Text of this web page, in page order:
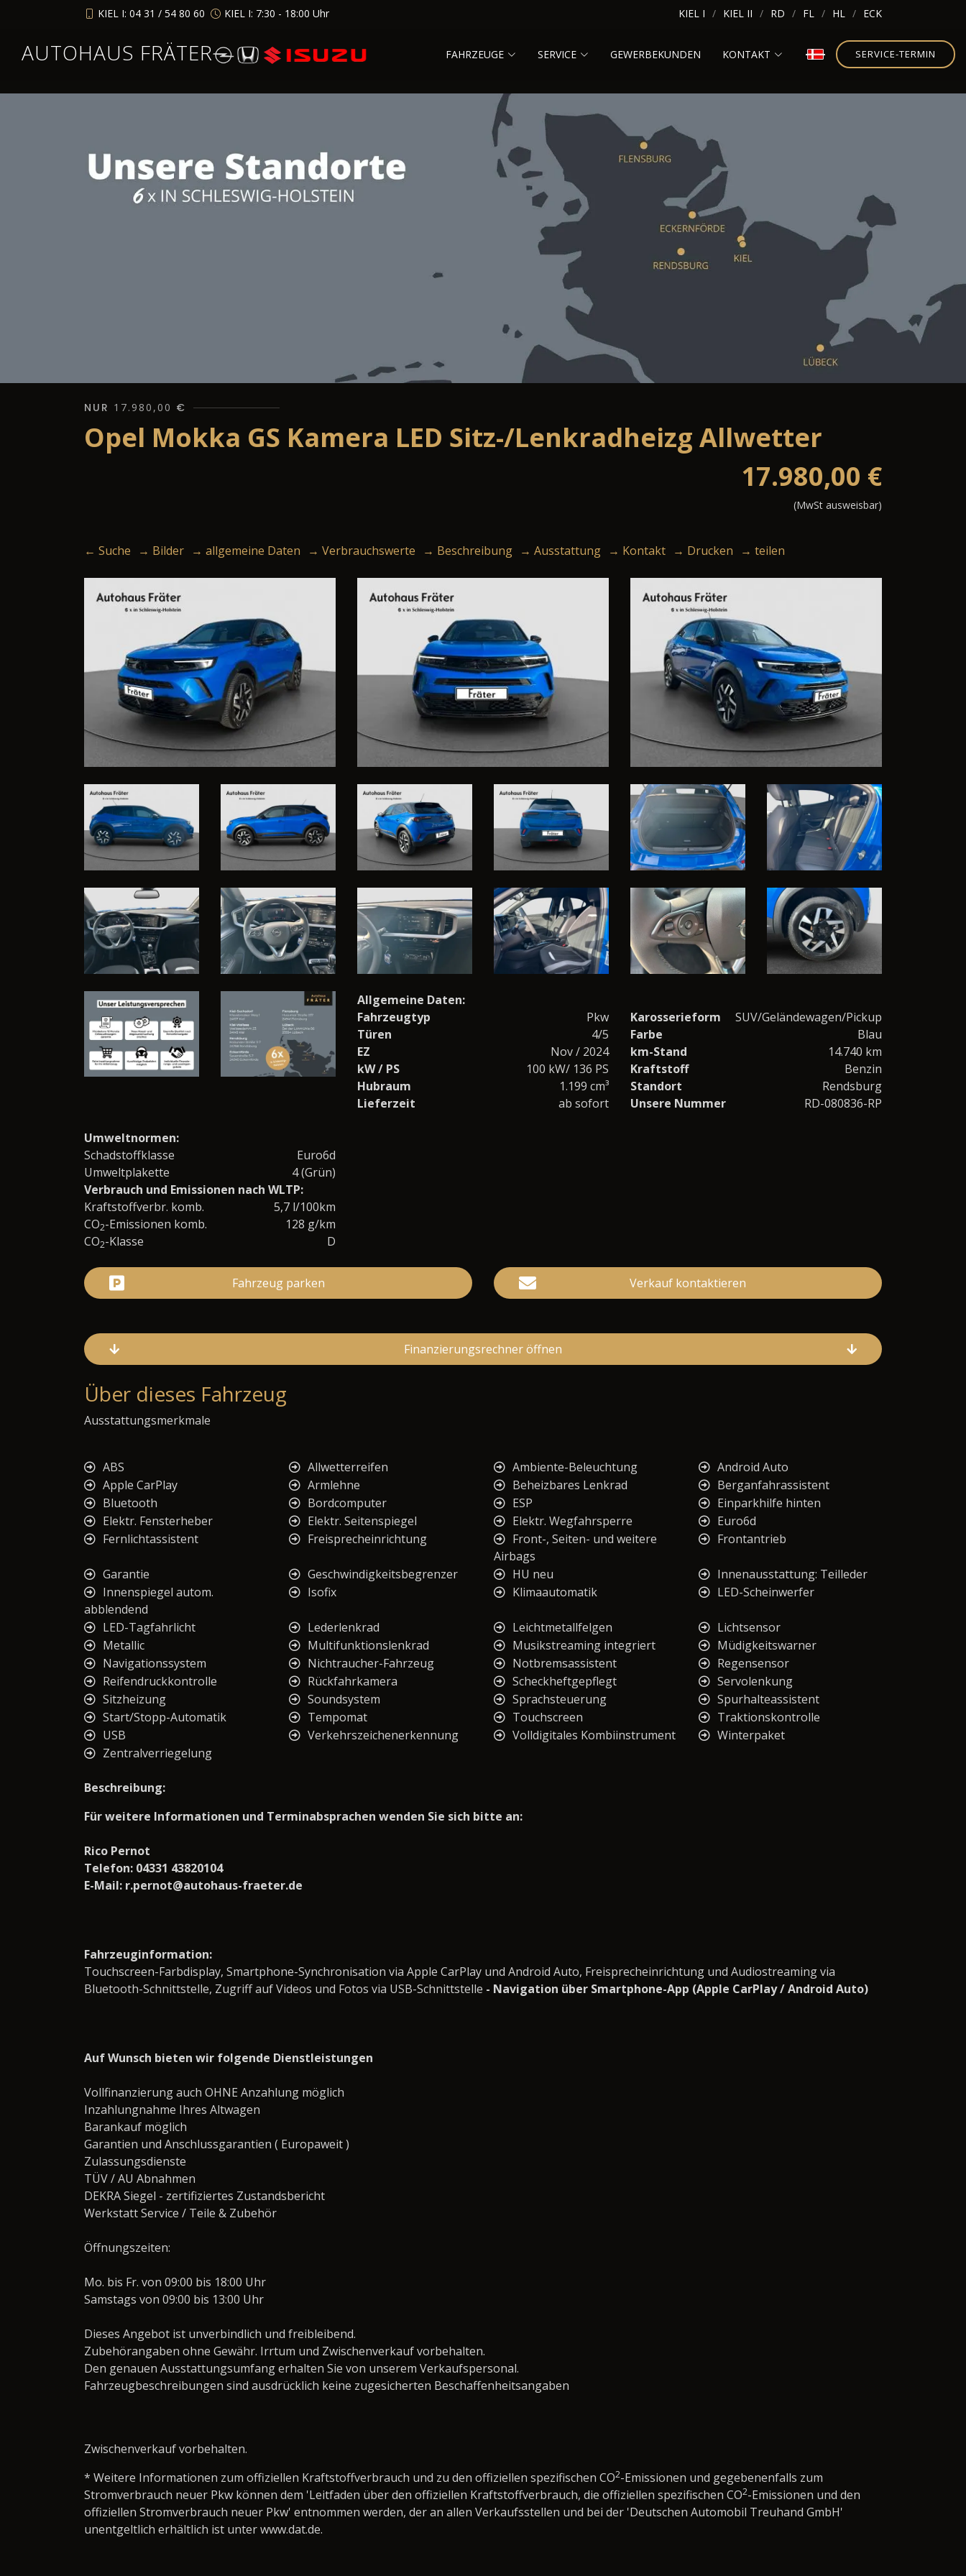
KIEL I: 04 31 / 54 80 60 KIEL I: 7:30 - 18:00 Uhr KIEL I KIEL II RD FL HL ECK
AUTOHAUS FRÄTER FAHRZEUGE SERVICE GEWERBEKUNDEN KONTAKT SERVICE-TERMIN
NUR 17.980,00 €
Opel Mokka GS Kamera LED Sitz-/Lenkradheizg Allwetter
17.980,00 €
(MwSt ausweisbar)
← Suche → Bilder → allgemeine Daten → Verbrauchswerte → Beschreibung → Ausstattung → Kontakt → Drucken → teilen
Allgemeine Daten:
Fahrzeugtyp
Pkw Karosserieform
SUV/Geländewagen/Pickup
Türen
4/5 Farbe
Blau
EZ
Nov / 2024 km-Stand
14.740 km
kW / PS
100 kW/ 136 PS Kraftstoff
Benzin
Hubraum
1.199 cm³ Standort
Rendsburg
Lieferzeit
ab sofort Unsere Nummer RD-080836-RP
Umweltnormen:
Schadstoffklasse
Euro6d
Umweltplakette
4 (Grün)
Verbrauch und Emissionen nach WLTP:
Kraftstoffverbr. komb.
5,7 l/100km
CO2-Emissionen komb.
128 g/km
CO2-Klasse D
Fahrzeug parken Verkauf kontaktieren
Finanzierungsrechner öffnen
Über dieses Fahrzeug
Ausstattungsmerkmale
ABS Allwetterreifen Ambiente-Beleuchtung
Android Auto
Apple CarPlay
Armlehne Beheizbares Lenkrad
Berganfahrassistent
Bluetooth
Bordcomputer ESP
Einparkhilfe hinten
Elektr. Fensterheber
Elektr. Seitenspiegel Elektr. Wegfahrsperre
Euro6d
Fernlichtassistent
Freisprecheinrichtung
Front-, Seiten- und weitere
Airbags
Frontantrieb
Garantie Geschwindigkeitsbegrenzer HU neu
Innenausstattung: Teilleder
Innenspiegel autom.
abblendend
Isofix Klimaautomatik LED-Scheinwerfer
LED-Tagfahrlicht Lederlenkrad Leichtmetallfelgen
Lichtsensor
Metallic
Multifunktionslenkrad Musikstreaming integriert
Müdigkeitswarner
Navigationssystem
Nichtraucher-Fahrzeug Notbremsassistent
Regensensor
Reifendruckkontrolle
Rückfahrkamera Scheckheftgepflegt
Servolenkung
Sitzheizung
Soundsystem Sprachsteuerung
Spurhalteassistent
Start/Stopp-Automatik
Tempomat Touchscreen
Traktionskontrolle
USB
Verkehrszeichenerkennung Volldigitales Kombiinstrument
Winterpaket
Zentralverriegelung
Beschreibung:
Für weitere Informationen und Terminabsprachen wenden Sie sich bitte an:
Rico Pernot
Telefon: 04331 43820104
E-Mail: r.pernot@autohaus-fraeter.de
Fahrzeuginformation:
Touchscreen-Farbdisplay, Smartphone-Synchronisation via Apple CarPlay und Android Auto, Freisprecheinrichtung und Audiostreaming via
Bluetooth-Schnittstelle, Zugriff auf Videos und Fotos via USB-Schnittstelle - Navigation über Smartphone-App (Apple CarPlay / Android Auto)
Auf Wunsch bieten wir folgende Dienstleistungen
Vollfinanzierung auch OHNE Anzahlung möglich
Inzahlungnahme Ihres Altwagen
Barankauf möglich
Garantien und Anschlussgarantien ( Europaweit )
Zulassungsdienste
TÜV / AU Abnahmen
DEKRA Siegel - zertifiziertes Zustandsbericht
Werkstatt Service / Teile & Zubehör
Öffnungszeiten:
Mo. bis Fr. von 09:00 bis 18:00 Uhr
Samstags von 09:00 bis 13:00 Uhr
Dieses Angebot ist unverbindlich und freibleibend.
Zubehörangaben ohne Gewähr. Irrtum und Zwischenverkauf vorbehalten.
Den genauen Ausstattungsumfang erhalten Sie von unserem Verkaufspersonal.
Fahrzeugbeschreibungen sind ausdrücklich keine zugesicherten Beschaffenheitsangaben
Zwischenverkauf vorbehalten.
* Weitere Informationen zum offiziellen Kraftstoffverbrauch und zu den offiziellen spezifischen CO2-Emissionen und gegebenenfalls zum
Stromverbrauch neuer Pkw können dem 'Leitfaden über den offiziellen Kraftstoffverbrauch, die offiziellen spezifischen CO2-Emissionen und den
offiziellen Stromverbrauch neuer Pkw' entnommen werden, der an allen Verkaufsstellen und bei der 'Deutschen Automobil Treuhand GmbH'
unentgeltlich erhältlich ist unter www.dat.de.